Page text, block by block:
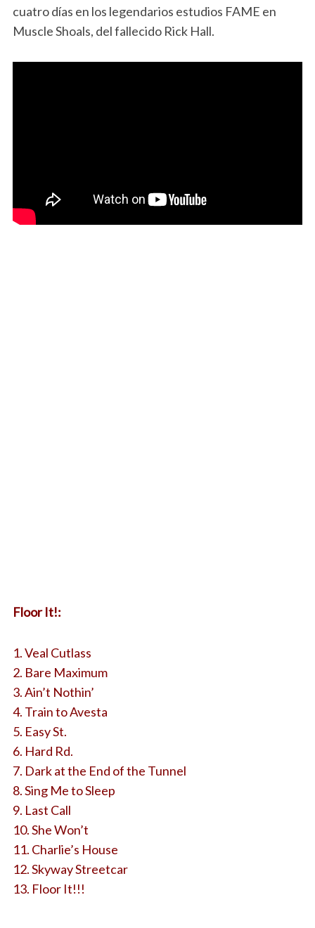
cuatro días en los legendarios estudios FAME en
Muscle Shoals, del fallecido Rick Hall.
Floor It!:
1. Veal Cutlass
2. Bare Maximum
3. Ain’t Nothin’
4. Train to Avesta
5. Easy St.
6. Hard Rd.
7. Dark at the End of the Tunnel
8. Sing Me to Sleep
9. Last Call
10. She Won’t
11. Charlie’s House
12. Skyway Streetcar
13. Floor It!!!